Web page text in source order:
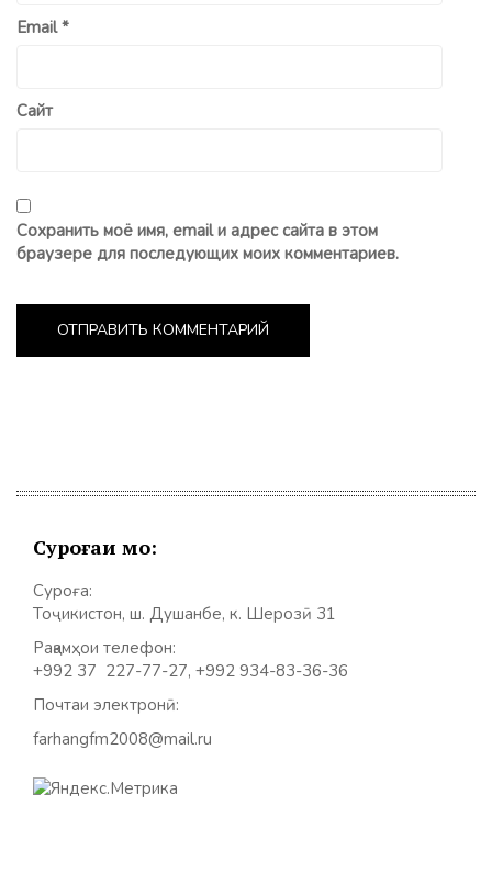
Email*
Сайт
Сохранить моё имя, email и адрес сайта в этом
браузере для последующих моих комментариев.
Суроғаи мо:
Суроға:
Тоҷикистон, ш. Душанбе, к. Шерозӣ 31
Рақамҳои телефон:
+992 37 227-77-27, +992 934-83-36-36
Почтаи электронӣ:
farhangfm2008@mail.ru